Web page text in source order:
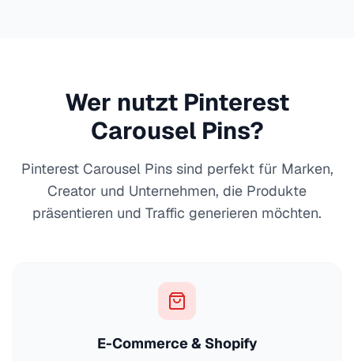
Wer nutzt Pinterest
Carousel Pins?
Pinterest Carousel Pins sind perfekt für Marken,
Creator und Unternehmen, die Produkte
präsentieren und Traffic generieren möchten.
E-Commerce & Shopify